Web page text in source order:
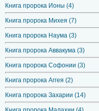
Книга пророка Ионы (4)
Книга пророка Михея (7)
Книга пророка Наума (3)
Книга пророка Аввакума (3)
Книга пророка Софонии (3)
Книга пророка Аггея (2)
Книга пророка Захарии (14)